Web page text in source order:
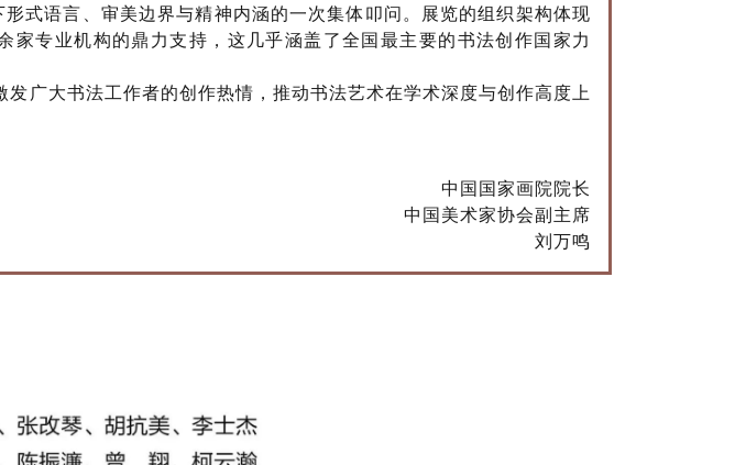
式语言、审美边界与精神内涵的一次集体叩问。展览的组织架构体现
专业机构的鼎力支持，这几乎涵盖了全国最主要的书法创作国家力
广大书法工作者的创作热情，推动书法艺术在学术深度与创作高度上
中国国家画院院长
中国美术家协会副主席
刘万鸣